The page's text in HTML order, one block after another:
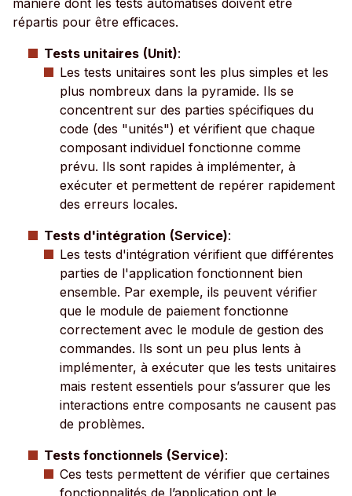
répartis pour être efficaces.
Tests unitaires (Unit):
Les tests unitaires sont les plus simples et les
plus nombreux dans la pyramide. Ils se
concentrent sur des parties spécifiques du
code (des "unités") et vérifient que chaque
composant individuel fonctionne comme
prévu. Ils sont rapides à implémenter, à
exécuter et permettent de repérer rapidement
des erreurs locales.
Tests d'intégration (Service):
Les tests d'intégration vérifient que différentes
parties de l'application fonctionnent bien
ensemble. Par exemple, ils peuvent vérifier
que le module de paiement fonctionne
correctement avec le module de gestion des
commandes. Ils sont un peu plus lents à
implémenter, à exécuter que les tests unitaires
mais restent essentiels pour s’assurer que les
interactions entre composants ne causent pas
de problèmes.
Tests fonctionnels (Service):
Ces tests permettent de vérifier que certaines
fonctionnalités de l’application ont le